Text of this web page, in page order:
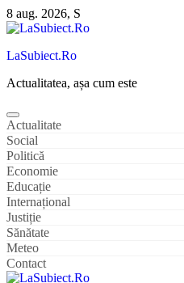
Sari
la
8 aug. 2026, S
LaSubiect.Ro
Actualitatea, așa cum este
Actualitate
Social
Politică
Economie
Educație
Internațional
Justiție
Sănătate
Meteo
Contact